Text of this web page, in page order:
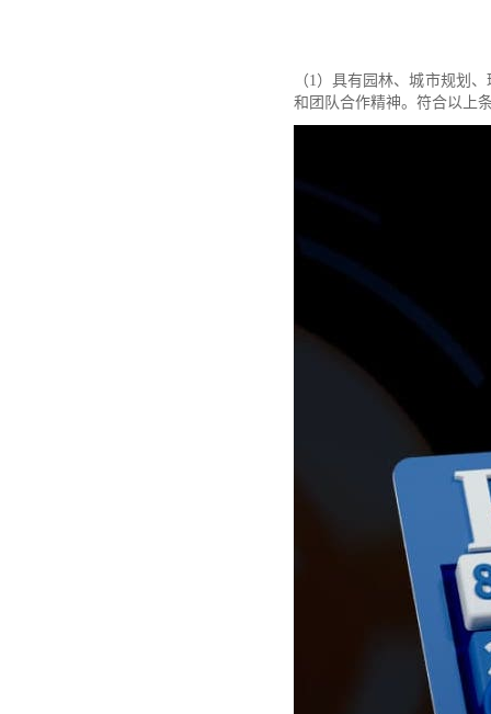
（1）具有园林、城市规划
和团队合作精神。符合以上